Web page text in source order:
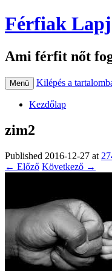
Férfiak
Ami férfit nőt
Menü Kilépés a
Kezdőlap
zim2
Published 2016-12-27 at
← Előző Következő →